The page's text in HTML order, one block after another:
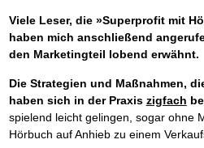
Viele Leser, die »Superprofit mit
haben mich anschließend
den Marketingteil lobend erwähnt.
Die Strategien und Maßnahmen,
haben sich in der Praxis zigfach
spielend leicht gelingen, sogar ohne
Hörbuch auf Anhieb zu einem